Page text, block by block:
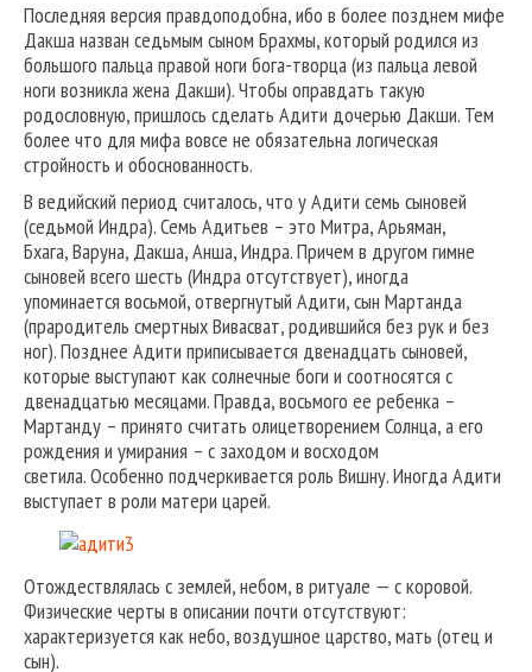
Последняя версия правдоподобна, ибо в более позднем мифе
Дакша назван седьмым сыном Брахмы, который родился из
большого пальца правой ноги бога-творца (из пальца левой
ноги возникла жена Дакши). Чтобы оправдать такую
родословную, пришлось сделать Адити дочерью Дакши. Тем
более что для мифа вовсе не обязательна логическая
стройность и обоснованность.
В ведийский период считалось, что у Адити семь сыновей
(седьмой Индра). Семь Адитьев – это Митра, Арьяман,
Бхага, Варуна, Дакша, Анша, Индра. Причем в другом гимне
сыновей всего шесть (Индра отсутствует), иногда
упоминается восьмой, отвергнутый Адити, сын Мартанда
(прародитель смертных Вивасват, родившийся без рук и без
ног). Позднее Адити приписывается двенадцать сыновей,
которые выступают как солнечные боги и соотносятся с
двенадцатью месяцами. Правда, восьмого ее ребенка –
Мартанду – принято считать олицетворением Солнца, а его
рождения и умирания – с заходом и восходом
светила. Особенно подчеркивается роль Вишну. Иногда Адити
выступает в роли матери царей.
Отождествлялась с землей, небом, в ритуале — с коровой.
Физические черты в описании почти отсутствуют:
характеризуется как небо, воздушное царство, мать (отец и
сын).